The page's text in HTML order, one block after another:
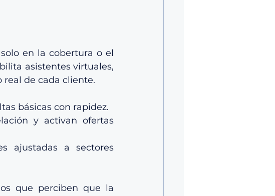
en la cobertura o el
asistentes virtuales,
real de cada cliente.
básicas con rapidez.
y activan ofertas
ajustadas a sectores
que perciben que la